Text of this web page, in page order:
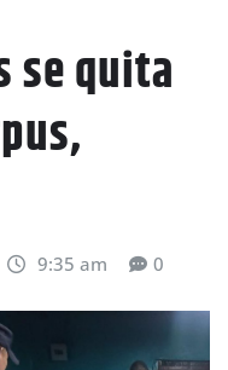
se quita
9:35 am 0